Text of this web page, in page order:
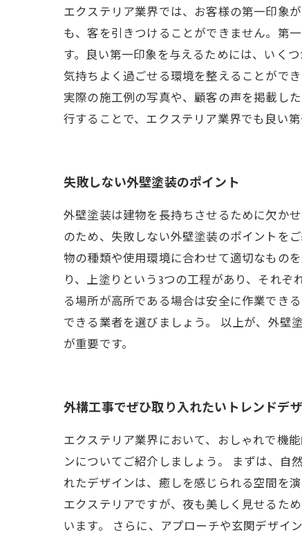
エクステリア業界では、お客様の第一印象
も、客を引きつけることができません。第
す。良い第一印象を与えるためには、いく
気持ちよく過ごせる環境を整えることがで
実際の施工例の写真や、顧客の声を掲載し
行することで、エクステリア業界でも良い
失敗しない外壁塗装のポイント
外壁塗装は建物を長持ちさせるために欠か
のため、失敗しない外壁塗装のポイントを
物の種類や使用環境に合わせて適切なもの
り、上塗りという3つの工程があり、それ
る場所が高所である場合は安全に作業でき
できる業者を選びましょう。 以上が、外壁
が重要です。
外構工事でぜひ取り入れたいトレンドデ
エクステリア業界において、おしゃれで機
ンについてご紹介しましょう。 まずは、自
れたデザインは、癒しを感じられる空間を
エクステリアですが、夜も美しく見せるた
います。 さらに、アプローチや玄関デザイ